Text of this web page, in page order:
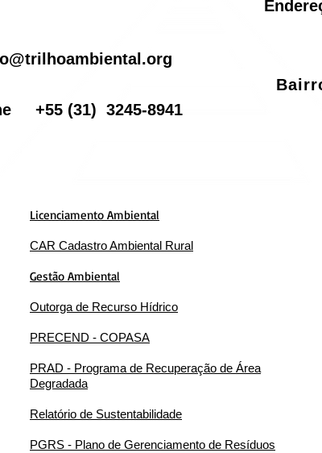
+55 (31) 3245-8941
Licenciamento Ambiental
CAR Cadastro Ambiental Rural
Gestão Ambiental
Outorga de Recurso Hídrico
PRECEND - COPASA
PRAD - Programa de Recuperação de Área
Degradada
Relatório de Sustentabilidade
PGRS - Plano de Gerenciamento de Resíduos